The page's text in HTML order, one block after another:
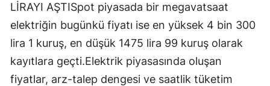
LİRAYI AŞTISpot piyasada bir megavatsaat
elektriğin bugünkü fiyatı ise en yüksek 4 bin 300
lira 1 kuruş, en düşük 1475 lira 99 kuruş olarak
kayıtlara geçti.Elektrik piyasasında oluşan
fiyatlar, arz-talep dengesi ve saatlik tüketim